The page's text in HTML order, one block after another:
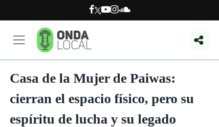
Casa de la Mujer de Paiwas:
cierran el espacio físico, pero su
espíritu de lucha y su legado